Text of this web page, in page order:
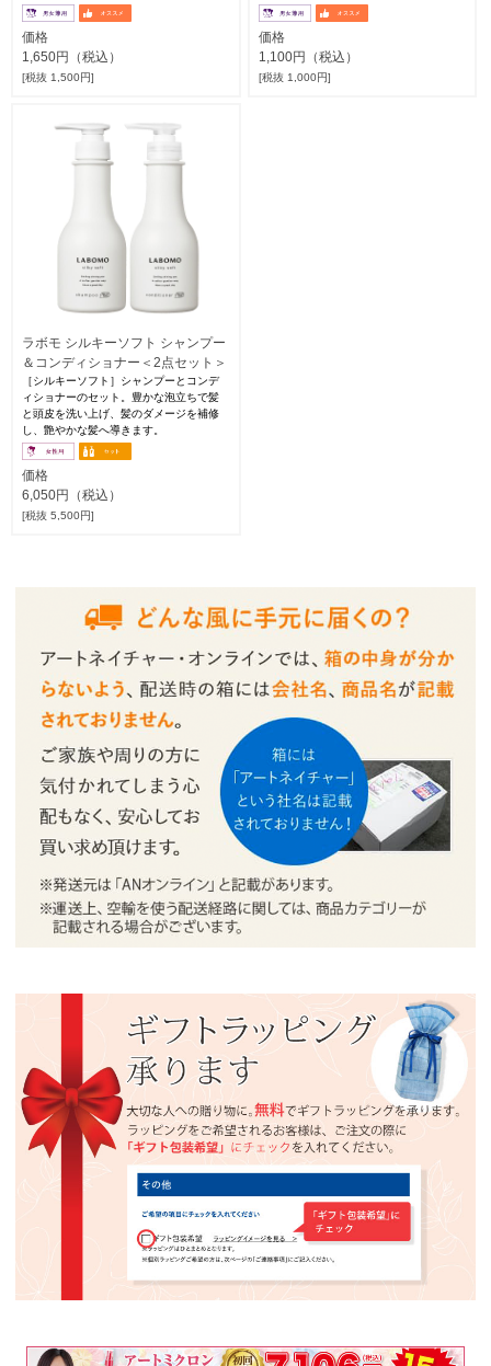
価格
1,650円（税込）
[税抜 1,500円]
価格
1,100円（税込）
[税抜 1,000円]
ラボモ シルキーソフト シャンプー
＆コンディショナー＜2点セット＞
［シルキーソフト］シャンプーとコンデ
ィショナーのセット。豊かな泡立ちで髪
と頭皮を洗い上げ、髪のダメージを補修
し、艶やかな髪へ導きます。
価格
6,050円（税込）
[税抜 5,500円]